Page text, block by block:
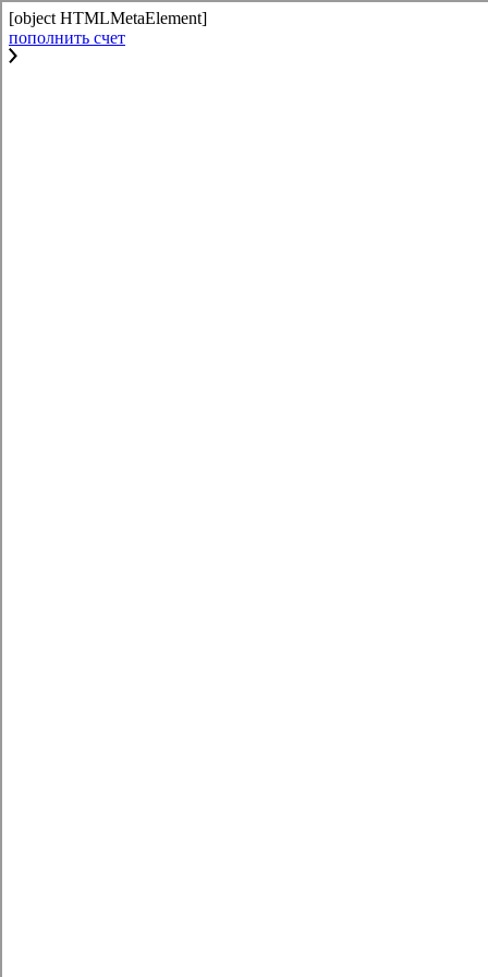
[object HTMLMetaElement]
пополнить счет